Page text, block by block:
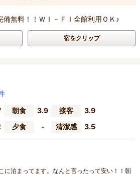
無料！！ＷＩ－ＦＩ全館利用ＯＫ♪
宿をクリップ
朝食 3.9 接客
3.9
夕食 - 清潔感 3.5
に泊まってます。なんと言ったって安い！！朝